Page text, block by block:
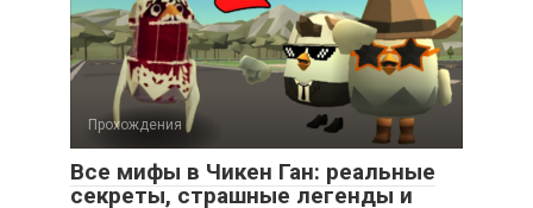
Прохождения
Все мифы в Чикен Ган: реальные
секреты, страшные легенды и